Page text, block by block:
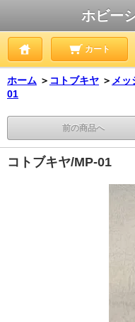
ホビー
カート
ホーム ＞ コトブキヤ ＞ メッ
01
前の商品へ
コトブキヤ/MP-01